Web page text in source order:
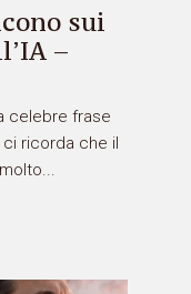
sui
–
celebre frase
ci ricorda che il